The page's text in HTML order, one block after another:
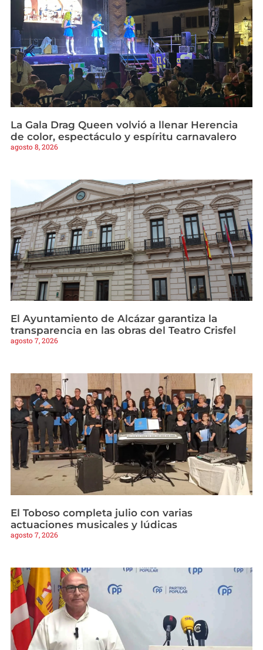
La Gala Drag Queen volvió a llenar Herencia
de color, espectáculo y espíritu carnavalero
agosto 8, 2026
El Ayuntamiento de Alcázar garantiza la
transparencia en las obras del Teatro Crisfel
agosto 7, 2026
El Toboso completa julio con varias
actuaciones musicales y lúdicas
agosto 7, 2026